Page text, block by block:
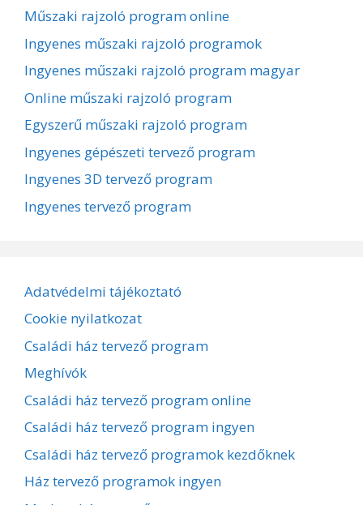
Műszaki rajzoló program online
Ingyenes műszaki rajzoló programok
Ingyenes műszaki rajzoló program magyar
Online műszaki rajzoló program
Egyszerű műszaki rajzoló program
Ingyenes gépészeti tervező program
Ingyenes 3D tervező program
Ingyenes tervező program
Adatvédelmi tájékoztató
Cookie nyilatkozat
Családi ház tervező program
Meghívók
Családi ház tervező program online
Családi ház tervező program ingyen
Családi ház tervező programok kezdőknek
Ház tervező programok ingyen